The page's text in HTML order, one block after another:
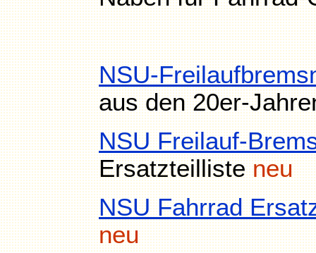
NSU-
aus den 20er-
NSU Freilauf-
Ersatzteillisteneu
NSU Fahrrad
neu